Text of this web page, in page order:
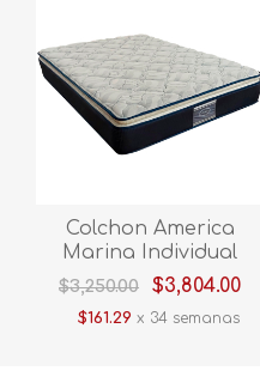
Colchon America
Marina Individual
$3,250.00 $3,804.00
$161.29 x 34 semanas